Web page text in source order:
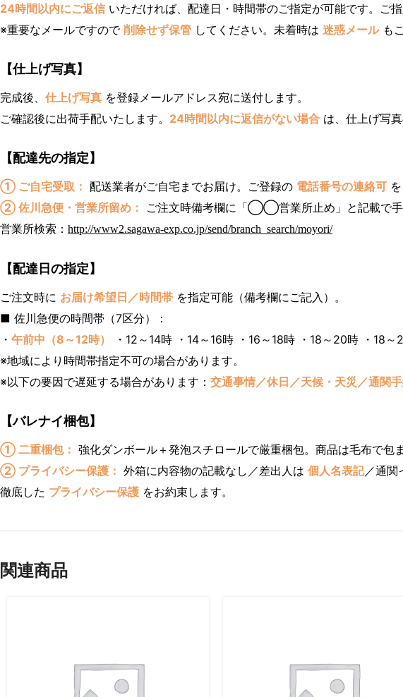
24時間以内にご返信 いただければ、配達日・時間帯のご指定が可能です。ご
※重要なメールですので 削除せず保管 してください。未着時は 迷惑メールも
【仕上げ写真】
完成後、 仕上げ写真 を登録メールアドレス宛に送付します。
ご確認後に出荷手配いたします。 24時間以内に返信がない場合 は、仕上げ写
【配達先の指定】
① ご自宅受取： 配送業者がご自宅までお届け。ご登録の 電話番号の連絡可
② 佐川急便・営業所留め：
ご注文時備考欄に「◯◯営業所止め」と記載で手
営業所検索： http://www2.sagawa-exp.co.jp/send/branch_search/moyori/
【配達日の指定】
ご注文時に お届け希望日／時間帯 を指定可能（備考欄にご記入）。
■ 佐川急便の時間帯（7区分）：
・ 午前中（8～12時）
・12～14時 ・14～16時 ・16～18時 ・18～20時 ・18～
※地域により時間帯指定不可の場合があります。
※以下の要因で遅延する場合があります： 交通事情／休日／天候・天災／通関
【バレナイ梱包】
① 二重梱包： 強化ダンボール＋発泡スチロールで厳重梱包。商品は毛布で包ま
② プライバシー保護： 外箱に内容物の記載なし／差出人は 個人名表記／通関
徹底した プライバシー保護 をお約束します。
関連商品